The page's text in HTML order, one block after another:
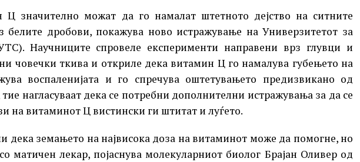
значително можат да го намалат штетното дејство на ситните
белите дробови, покажува ново истражување на Универзитетот за
Научниците спровеле експерименти направени врз глувци и
човечки ткива и откриле дека витамин Ц го намалува губењето на
воспаленијата и го спречува оштетувањето предизвикано од
нагласуваат дека се потребни дополнителни истражувања за да се
на витаминот Ц вистински ги штитат и луѓето.
дека земањето на највисока доза на витаминот може да помогне, но
матичен лекар, појаснува молекуларниот биолог Брајан Оливер од